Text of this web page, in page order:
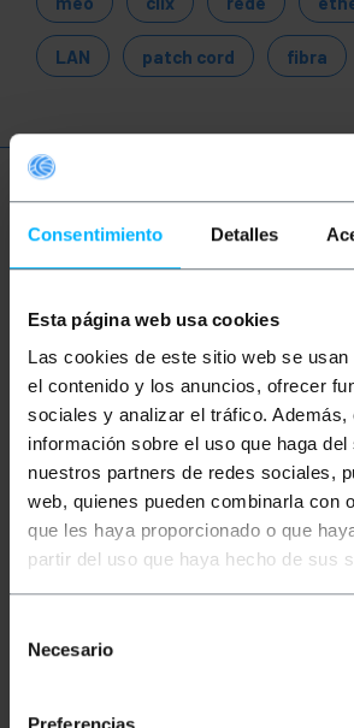
Consentimiento Detalles
Esta página web usa cookies
Las cookies de este sitio web se
el contenido y los anuncios, ofrecer
sociales y analizar el tráfico. Además,
información sobre el uso que haga del
nuestros partners de redes sociales,
web, quienes pueden combinarla con
que les haya proporcionado o que
partir del uso que haya hecho de sus
Necesario
Preferencias
LAN patch cord fibra
Mais informações
Cabo de fibra ótica duplex (MM)
em conformidade com o padrão
492AAE). Os cabos OM5 utilizam
WBMMF multimodo otimizada de 50/
permitem uma velocidade de até 100
distância de até 100 m. Ele tem um
LC/PC em uma extremidade e um
LC/PC na outra extremidade. Cabo
de primeira qualidade e LSZH (Low
Free). Seção do núcleo central e seu
micron (?m). Seção total de cada
(incluindo fibra de kevlar e bainha de